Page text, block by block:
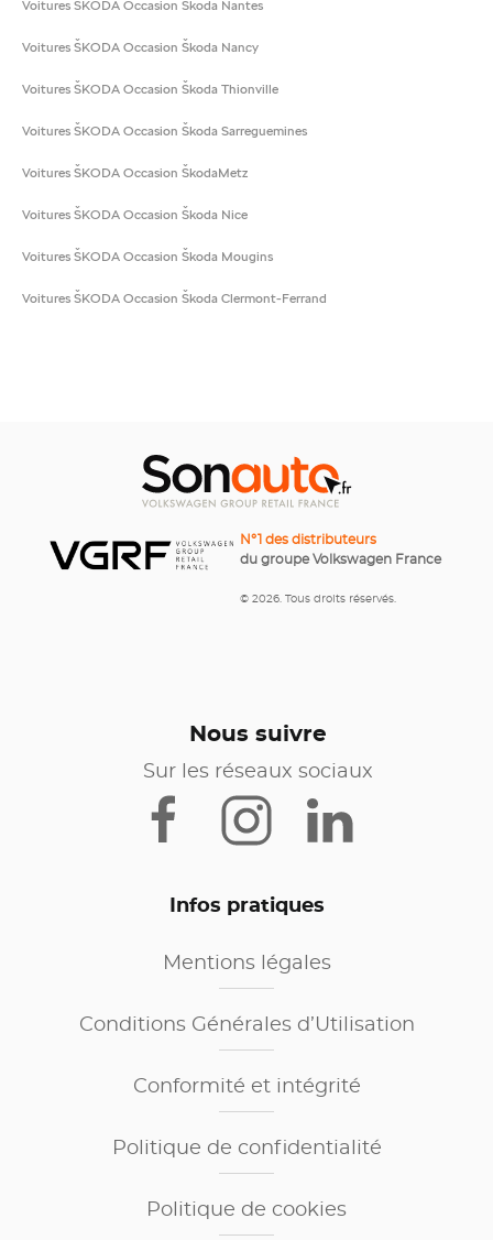
Voitures ŠKODA Occasion Škoda Nantes
Voitures ŠKODA Occasion Škoda Nancy
Voitures ŠKODA Occasion Škoda Thionville
Voitures ŠKODA Occasion Škoda Sarreguemines
Voitures ŠKODA Occasion ŠkodaMetz
Voitures ŠKODA Occasion Škoda Nice
Voitures ŠKODA Occasion Škoda Mougins
Voitures ŠKODA Occasion Škoda Clermont-Ferrand
N°1 des distributeurs
du groupe Volkswagen France
© 2026. Tous droits réservés.
Nous suivre
Sur les réseaux sociaux
Infos pratiques
Mentions légales
Conditions Générales d’Utilisation
Conformité et intégrité
Politique de confidentialité
Politique de cookies